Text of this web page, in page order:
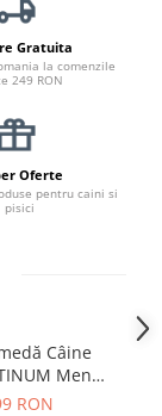
Gratuita
la comenzile
249 RON
Oferte
pentru caini si
pisici
Câine
Menu,
185g
RON